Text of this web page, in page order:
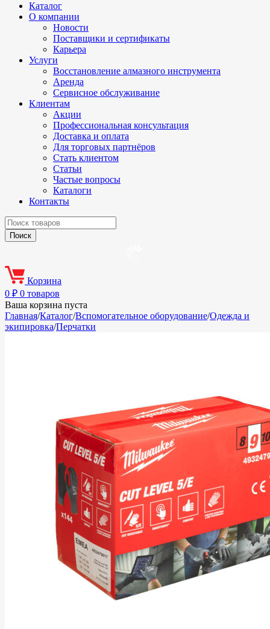
Каталог
О компании
Новости
Поставщики и сертификаты
Карьера
Услуги
Восстановление алмазного инструмента
Аренда
Сервисное обслуживание
Клиентам
Акции
Профессиональная консультация
Доставка и оплата
Для торговых партнёров
Стать клиентом
Статьи
Частые вопросы
Каталоги
Контакты
Корзина
0 ₽ 0 товаров
Ваша корзина пуста
Главная/Каталог/Вспомогательное оборудование/Одежда и
экипировка/Перчатки